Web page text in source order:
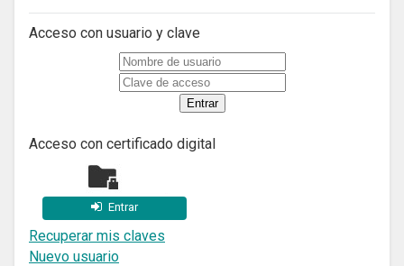
Acceso con usuario y clave
Acceso con certificado digital
Entrar
Recuperar mis claves
Nuevo usuario